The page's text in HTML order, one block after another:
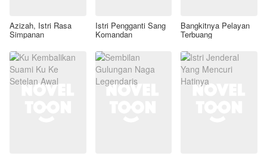
Azizah, Istri Rasa
Simpanan
Istri Pengganti Sang
Komandan
Bangkitnya Pelayan
Terbuang